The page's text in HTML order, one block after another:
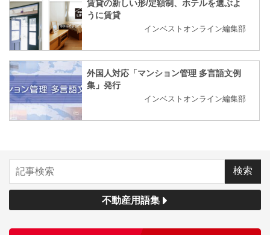
賃貸の新しい形/定額制、ホテルを選ぶよ
うに賃貸
インベストオンライン編集部
外国人対応「マンション管理 多言語文例
集」発行
インベストオンライン編集部
不動産用語集